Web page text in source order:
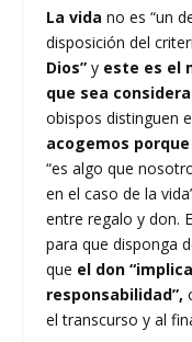
La vida no es “un
disposición del
Dios” y este es el
que sea
obispos distinguen
acogemos
“es algo que
en el caso de la
entre regalo y don.
para que disponga
que el don
responsabilidad”,
el transcurso y al